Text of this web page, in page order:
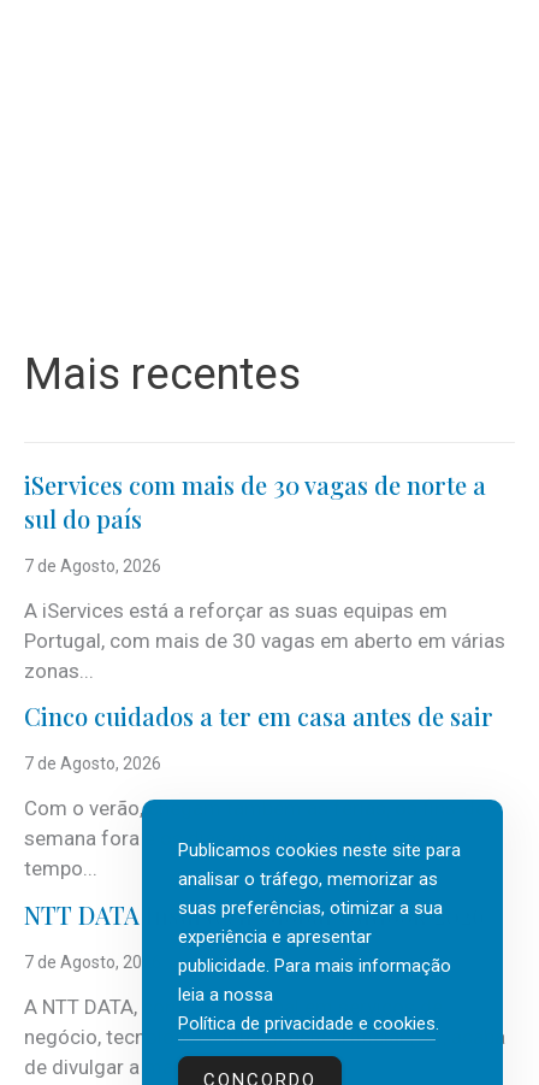
Mais recentes
iServices com mais de 30 vagas de norte a
sul do país
7 de Agosto, 2026
A iServices está a reforçar as suas equipas em
Portugal, com mais de 30 vagas em aberto em várias
zonas...
Cinco cuidados a ter em casa antes de sair
7 de Agosto, 2026
Com o verão, chegam também as férias, os fins-de-
semana fora e os dias em que a casa fica mais
tempo...
NTT DATA Insurtech Global Outlook 2026
7 de Agosto, 2026
A NTT DATA, consultora global em serviços de
negócio, tecnologia e inteligência artificial (IA), acaba
de divulgar a mais recente...
Publicamos cookies neste site para
analisar o tráfego, memorizar as
suas preferências, otimizar a sua
experiência e apresentar
publicidade. Para mais informação
leia a nossa
Política de privacidade e cookies.
CONCORDO